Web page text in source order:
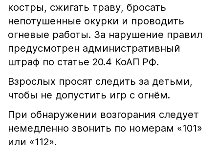
костры, сжигать траву, бросать
непотушенные окурки и проводить
огневые работы. За нарушение правил
предусмотрен административный
штраф по статье 20.4 КоАП РФ.
Взрослых просят следить за детьми,
чтобы не допустить игр с огнём.
При обнаружении возгорания следует
немедленно звонить по номерам «101»
или «112».